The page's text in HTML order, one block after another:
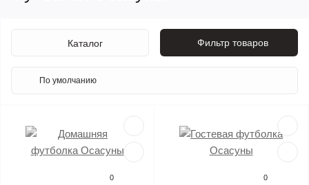
Фильтр товаров
Каталог
0 0